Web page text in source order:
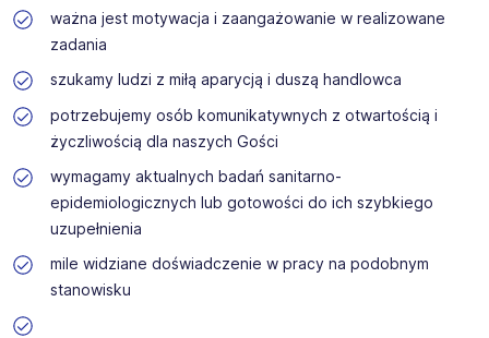
ważna jest motywacja i zaangażowanie w realizowane
zadania
szukamy ludzi z miłą aparycją i duszą handlowca
potrzebujemy osób komunikatywnych z otwartością i
życzliwością dla naszych Gości
wymagamy aktualnych badań sanitarno-
epidemiologicznych lub gotowości do ich szybkiego
uzupełnienia
mile widziane doświadczenie w pracy na podobnym
stanowisku